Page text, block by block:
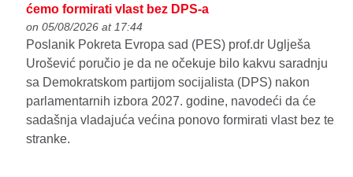
ćemo formirati vlast bez DPS-a
on 05/08/2026 at 17:44
Poslanik Pokreta Evropa sad (PES) prof.dr Uglješa
Urošević poručio je da ne očekuje bilo kakvu saradnju
sa Demokratskom partijom socijalista (DPS) nakon
parlamentarnih izbora 2027. godine, navodeći da će
sadašnja vladajuća većina ponovo formirati vlast bez te
stranke.